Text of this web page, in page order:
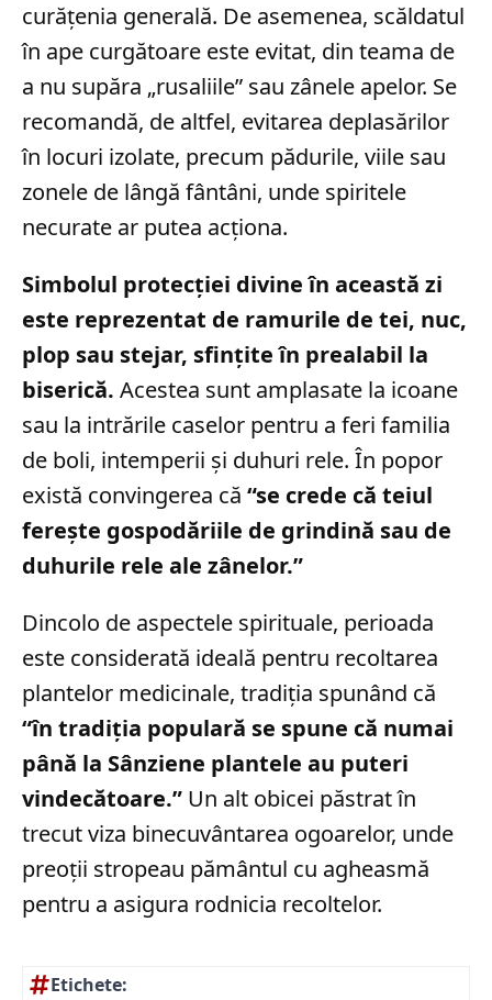
curățenia generală. De asemenea, scăldatul
în ape curgătoare este evitat, din teama de
a nu supăra „rusaliile” sau zânele apelor. Se
recomandă, de altfel, evitarea deplasărilor
în locuri izolate, precum pădurile, viile sau
zonele de lângă fântâni, unde spiritele
necurate ar putea acționa.
Simbolul protecției divine în această zi
este reprezentat de ramurile de tei, nuc,
plop sau stejar, sfințite în prealabil la
biserică. Acestea sunt amplasate la icoane
sau la intrările caselor pentru a feri familia
de boli, intemperii și duhuri rele. În popor
există convingerea că “se crede că teiul
fereşte gospodăriile de grindină sau de
duhurile rele ale zânelor.”
Dincolo de aspectele spirituale, perioada
este considerată ideală pentru recoltarea
plantelor medicinale, tradiția spunând că
“în tradiţia populară se spune că numai
până la Sânziene plantele au puteri
vindecătoare.” Un alt obicei păstrat în
trecut viza binecuvântarea ogoarelor, unde
preoții stropeau pământul cu agheasmă
pentru a asigura rodnicia recoltelor.
Etichete: